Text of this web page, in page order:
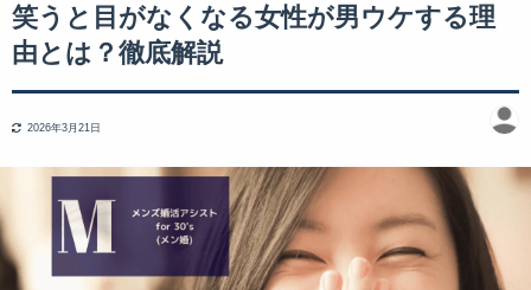
笑うと目がなくなる女性が男ウケする理
由とは？徹底解説
2026年3月21日